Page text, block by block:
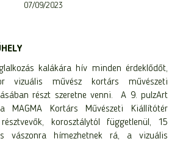
07/09/2023
kalákára hív minden érdeklődőt,
vizuális művész kortárs művészeti
részt szeretne venni. A 9. pulzArt
Kortárs Művészeti Kiállítótér
korosztálytól függetlenül, 15
vászonra hímezhetnek rá, a vizuális